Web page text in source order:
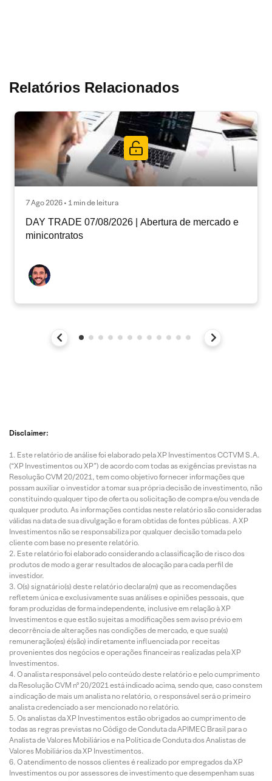
Relatórios Relacionados
7 Ago 2026 • 1 min de leitura
DAY TRADE 07/08/2026 | Abertura de mercado e
minicontratos
Disclaimer:
Este relatório de análise foi elaborado pela XP Investimentos CCTVM S.A.
(“XP Investimentos ou XP”) de acordo com todas as exigências previstas na
Resolução CVM 20/2021, tem como objetivo fornecer informações que
possam auxiliar o investidor a tomar sua própria decisão de investimento, não
constituindo qualquer tipo de oferta ou solicitação de compra e/ou venda de
qualquer produto. As informações contidas neste relatório são consideradas
válidas na data de sua divulgação e foram obtidas de fontes públicas. A XP
Investimentos não se responsabiliza por qualquer decisão tomada pelo
cliente com base no presente relatório.
Este relatório foi elaborado considerando a classificação de risco dos
produtos de modo a gerar resultados de alocação para cada perfil de
investidor.
O(s) signatário(s) deste relatório declara(m) que as recomendações
refletem única e exclusivamente suas análises e opiniões pessoais, que
foram produzidas de forma independente, inclusive em relação à XP
Investimentos e que estão sujeitas a modificações sem aviso prévio em
decorrência de alterações nas condições de mercado, e que sua(s)
remuneração(es) é(são) indiretamente influenciada por receitas
provenientes dos negócios e operações financeiras realizadas pela XP
Investimentos.
O analista responsável pelo conteúdo deste relatório e pelo cumprimento
da Resolução CVM nº 20/2021 está indicado acima, sendo que, caso constem
a indicação de mais um analista no relatório, o responsável será o primeiro
analista credenciado a ser mencionado no relatório.
Os analistas da XP Investimentos estão obrigados ao cumprimento de
todas as regras previstas no Código de Conduta da APIMEC Brasil para o
Analista de Valores Mobiliários e na Política de Conduta dos Analistas de
Valores Mobiliários da XP Investimentos.
O atendimento de nossos clientes é realizado por empregados da XP
Investimentos ou por assessores de investimento que desempenham suas